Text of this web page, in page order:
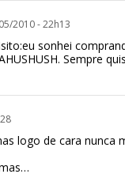
2010 - 22h13
sonhei
Sempre
logo de cara nunca